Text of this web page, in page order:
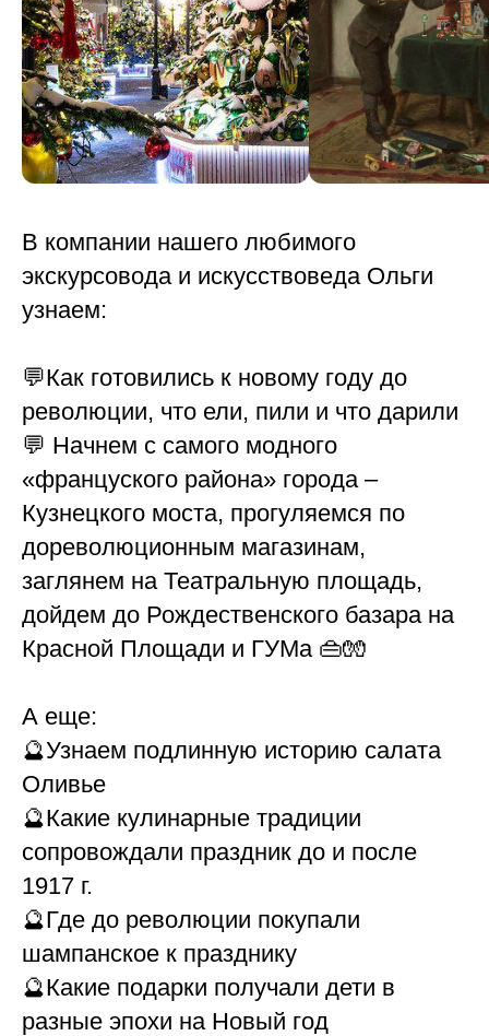
В компании нашего любимого
экскурсовода и искусствоведа Ольги
узнаем:
💬Как готовились к новому году до
революции, что ели, пили и что дарили
💬 Начнем с самого модного
«француского района» города –
Кузнецкого моста, прогуляемся по
дореволюционным магазинам,
заглянем на Театральную площадь,
дойдем до Рождественского базара на
Красной Площади и ГУМа 👜🧤
А еще:
🔮Узнаем подлинную историю салата
Оливье
🔮Какие кулинарные традиции
сопровождали праздник до и после
1917 г.
🔮Где до революции покупали
шампанское к празднику
🔮Какие подарки получали дети в
разные эпохи на Новый год